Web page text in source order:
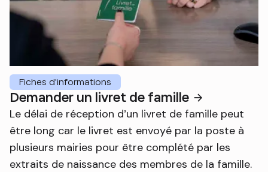
Demander un livret de famille
Fiches d'informations
Le délai de réception d’un livret de famille peut
être long car le livret est envoyé par la poste à
plusieurs mairies pour être complété par les
extraits de naissance des membres de la famille.